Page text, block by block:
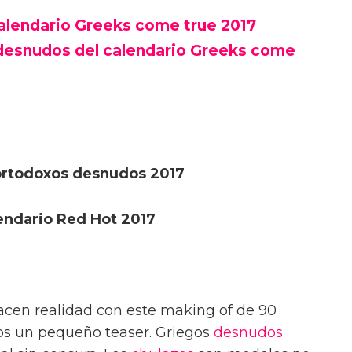
Greeks come true 2017
del calendario Greeks come
desnudos 2017
Red Hot 2017
realidad con este making of de 90
un pequeño teaser. Griegos desnudos